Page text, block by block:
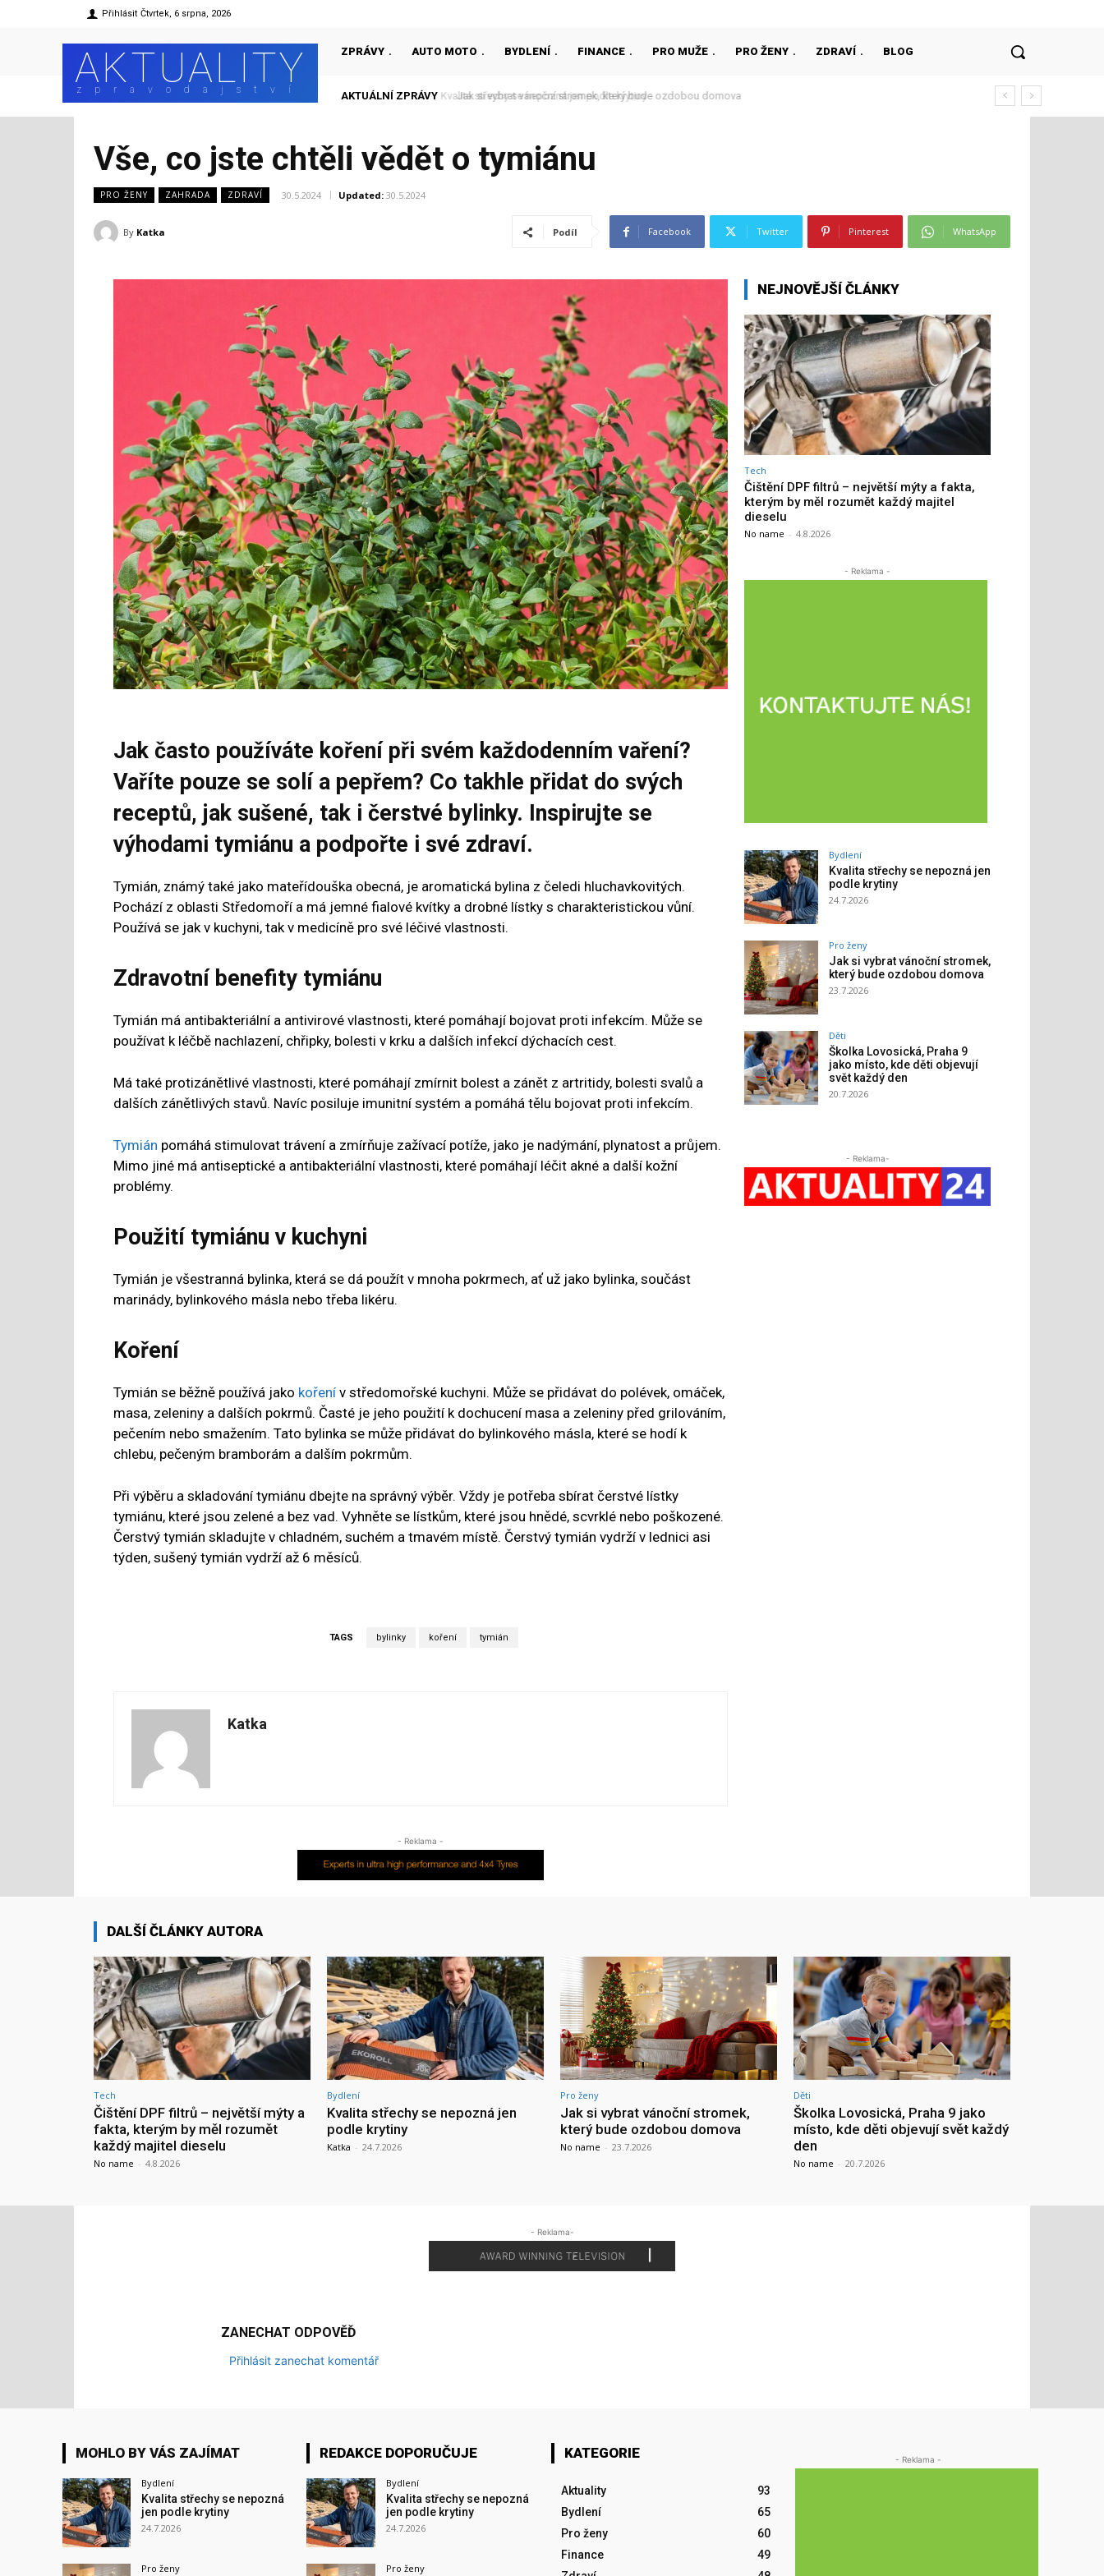
Přihlásit Čtvrtek, 6 srpna, 2026
AKTUALITY
zpravodajství
ZPRÁVY AUTO MOTO BYDLENÍ FINANCE PRO MUŽE PRO ŽENY ZDRAVÍ BLOG
AKTUÁLNÍ ZPRÁVY Jak si vybrat vánoční stromek, který bude ozdobou domova
Vše, co jste chtěli vědět o tymiánu
PRO ŽENY ZAHRADA ZDRAVÍ 30.5.2024 Updated: 30.5.2024
By Katka Podíl Facebook Twitter Pinterest WhatsApp
Jak často používáte koření při svém každodenním vaření?
Vaříte pouze se solí a pepřem? Co takhle přidat do svých
receptů, jak sušené, tak i čerstvé bylinky. Inspirujte se
výhodami tymiánu a podpořte i své zdraví.
Tymián, známý také jako mateřídouška obecná, je aromatická bylina z čeledi hluchavkovitých.
Pochází z oblasti Středomoří a má jemné fialové kvítky a drobné lístky s charakteristickou vůní.
Používá se jak v kuchyni, tak v medicíně pro své léčivé vlastnosti.
Zdravotní benefity tymiánu
Tymián má antibakteriální a antivirové vlastnosti, které pomáhají bojovat proti infekcím. Může se
používat k léčbě nachlazení, chřipky, bolesti v krku a dalších infekcí dýchacích cest.
Má také protizánětlivé vlastnosti, které pomáhají zmírnit bolest a zánět z artritidy, bolesti svalů a
dalších zánětlivých stavů. Navíc posiluje imunitní systém a pomáhá tělu bojovat proti infekcím.
Tymián pomáhá stimulovat trávení a zmírňuje zažívací potíže, jako je nadýmání, plynatost a průjem.
Mimo jiné má antiseptické a antibakteriální vlastnosti, které pomáhají léčit akné a další kožní
problémy.
Použití tymiánu v kuchyni
Tymián je všestranná bylinka, která se dá použít v mnoha pokrmech, ať už jako bylinka, součást
marinády, bylinkového másla nebo třeba likéru.
Koření
Tymián se běžně používá jako koření v středomořské kuchyni. Může se přidávat do polévek, omáček,
masa, zeleniny a dalších pokrmů. Časté je jeho použití k dochucení masa a zeleniny před grilováním,
pečením nebo smažením. Tato bylinka se může přidávat do bylinkového másla, které se hodí k
chlebu, pečeným bramborám a dalším pokrmům.
Při výběru a skladování tymiánu dbejte na správný výběr. Vždy je potřeba sbírat čerstvé lístky
tymiánu, které jsou zelené a bez vad. Vyhněte se lístkům, které jsou hnědé, scvrklé nebo poškozené.
Čerstvý tymián skladujte v chladném, suchém a tmavém místě. Čerstvý tymián vydrží v lednici asi
týden, sušený tymián vydrží až 6 měsíců.
TAGS bylinky koření tymián
Katka
- Reklama -
NEJNOVĚJŠÍ ČLÁNKY
Tech
Čištění DPF filtrů – největší mýty a fakta,
kterým by měl rozumět každý majitel
dieselu
No name - 4.8.2026
- Reklama -
Bydlení
Kvalita střechy se nepozná jen
podle krytiny
24.7.2026
Pro ženy
Jak si vybrat vánoční stromek,
který bude ozdobou domova
23.7.2026
Děti
Školka Lovosická, Praha 9
jako místo, kde děti objevují
svět každý den
20.7.2026
- Reklama-
DALŠÍ ČLÁNKY AUTORA
Tech
Čištění DPF filtrů – největší mýty a
fakta, kterým by měl rozumět
každý majitel dieselu
No name - 4.8.2026
Bydlení
Kvalita střechy se nepozná jen
podle krytiny
Katka - 24.7.2026
Pro ženy
Jak si vybrat vánoční stromek,
který bude ozdobou domova
No name - 23.7.2026
Děti
Školka Lovosická, Praha 9 jako
místo, kde děti objevují svět každý
den
No name - 20.7.2026
- Reklama-
ZANECHAT ODPOVĚĎ
Přihlásit zanechat komentář
MOHLO BY VÁS ZAJÍMAT
Bydlení
Kvalita střechy se nepozná
jen podle krytiny
24.7.2026
Pro ženy
REDAKCE DOPORUČUJE
Bydlení
Kvalita střechy se nepozná
jen podle krytiny
24.7.2026
Pro ženy
KATEGORIE
Aktuality
93
Bydlení
65
Pro ženy
60
Finance
49
- Reklama -